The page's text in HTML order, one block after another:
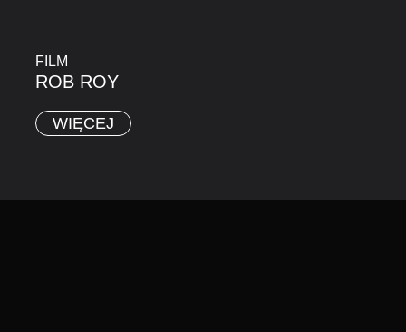
FILM
ROB ROY
WIĘCEJ